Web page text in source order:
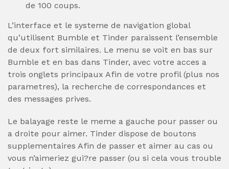
de 100 coups.
L’interface et le systeme de navigation global
qu’utilisent Bumble et Tinder paraissent l’ensemble
de deux fort similaires. Le menu se voit en bas sur
Bumble et en bas dans Tinder, avec votre acces a
trois onglets principaux Afin de votre profil (plus nos
parametres), la recherche de correspondances et
des messages prives.
Le balayage reste le meme a gauche pour passer ou
a droite pour aimer. Tinder dispose de boutons
supplementaires Afin de passer et aimer au cas ou
vous n’aimeriez gui?re passer (ou si cela vous trouble